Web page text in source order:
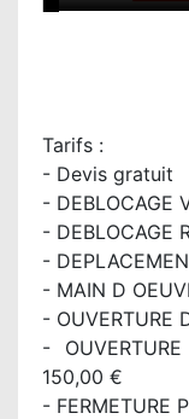
Tarifs :
- Devis gratuit
- DEBLOCAGE
- DEBLOCAGE
-
- MAIN D
- OUVERTURE
-
150,00 €
- FERMETURE